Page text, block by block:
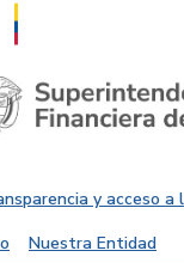
y acceso a
Nuestra Entidad